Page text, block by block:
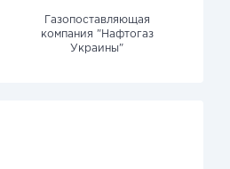
Газопоставляющая
компания "Нафтогаз
Украины"